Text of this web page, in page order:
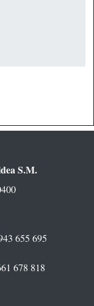
S.M.
655 695
678 818